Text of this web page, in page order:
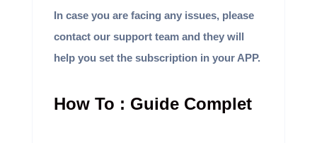
In case you are facing any issues, please
contact our support team and they will
help you set the subscription in your APP.
How To : Guide Complet